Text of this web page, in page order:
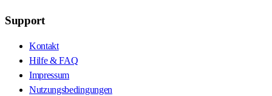
Support
Kontakt
Hilfe & FAQ
Impressum
Nutzungsbedingungen